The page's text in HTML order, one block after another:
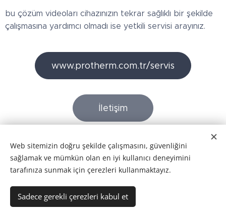
bu çözüm videoları cihazınızın tekrar sağlıklı bir şekilde
çalışmasına yardımcı olmadı ise yetkili servisi arayınız.
www.protherm.com.tr/servis
İletişim
Boyraz Mühendislik 2026
Çerezler
Web sitemizin doğru şekilde çalışmasını, güvenliğini
sağlamak ve mümkün olan en iyi kullanıcı deneyimini
tarafınıza sunmak için çerezleri kullanmaktayız.
Sadece gerekli çerezleri kabul et